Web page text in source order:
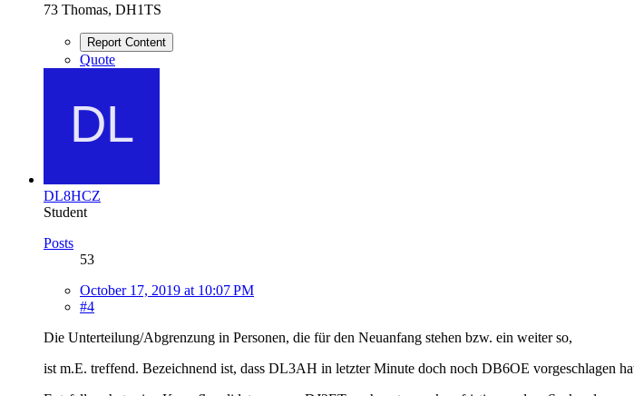
73 Thomas, DH1TS
Report Content
Quote
DL8HCZ
Student
Posts
53
October 17, 2019 at 10:07 PM
#4
Die Unterteilung/Abgrenzung in Personen, die für den Neuanfang stehen bzw. ein weiter so,
ist m.E. treffend. Bezeichnend ist, dass DL3AH in letzter Minute doch noch DB6OE vorgeschlagen